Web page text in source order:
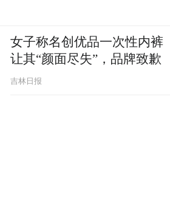
女子称名创优品一次性内裤
让其“颜面尽失”，品牌致歉
吉林日报